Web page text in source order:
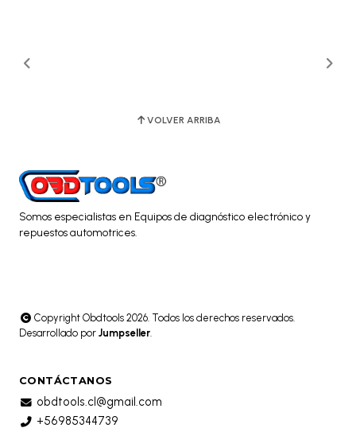
VOLVER ARRIBA
Somos especialistas en Equipos de diagnóstico electrónico y
repuestos automotrices.
Copyright Obdtools 2026. Todos los derechos reservados.
Desarrollado por Jumpseller.
CONTÁCTANOS
obdtools.cl@gmail.com
+56985344739